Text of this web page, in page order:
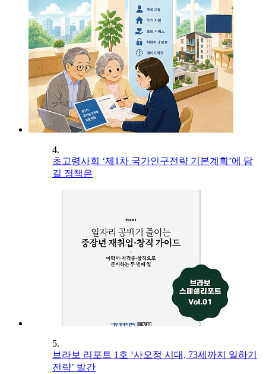
4.
초고령사회 ‘제1차 국가인구전략 기본계획’에 담
길 정책은
5.
브라보 리포트 1호 ‘사오정 시대, 73세까지 일하기
전략’ 발간